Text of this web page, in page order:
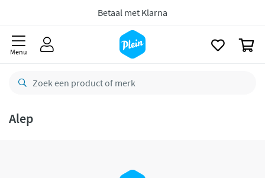
Betaal met Klarna
Menu
Alep